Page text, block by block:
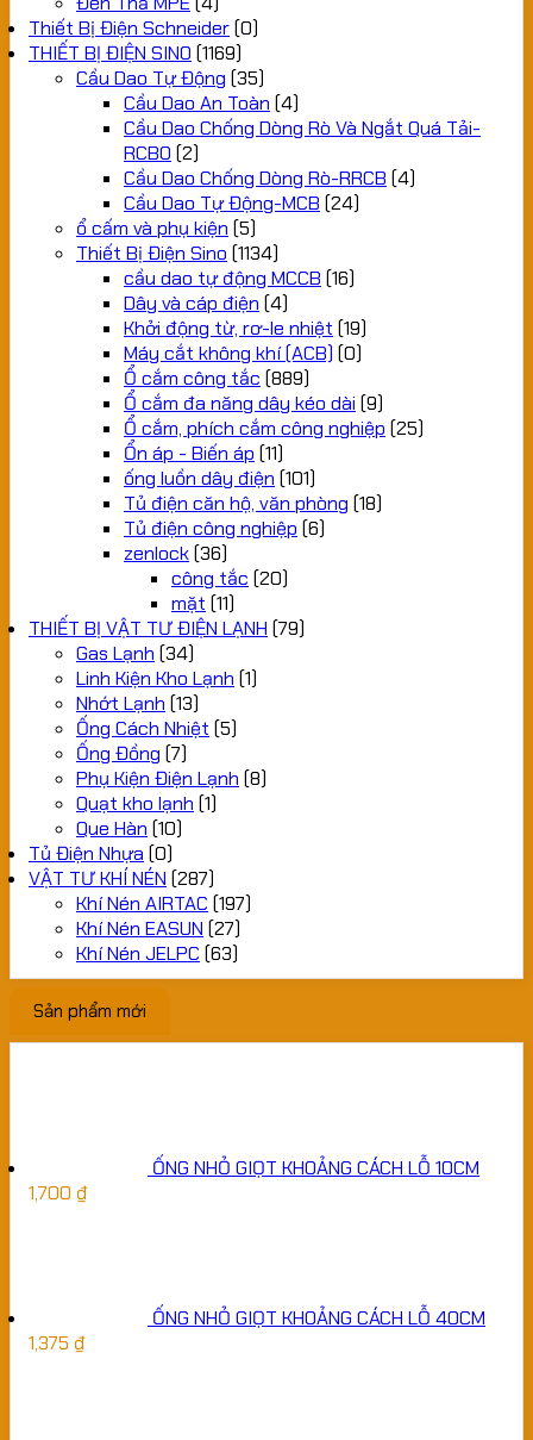
Thiết Bị Điện Schneider(0)
THIẾT BỊ ĐIỆN SINO (1169)
Cầu Dao Tự Động (35)
Cầu Dao An Toàn (4)
Cầu Dao Chống Dòng Rò Và Ngắt Quá Tải-
RCBO (2)
Cầu Dao Chống Dòng Rò-RRCB (4)
Cầu Dao Tự Động-MCB (24)
ổ cấm và phụ kiện (5)
Thiết Bị Điện Sino (1134)
cầu dao tự động MCCB (16)
Dây và cáp điện (4)
Khởi động từ, rơ-le nhiệt (19)
Máy cắt không khí (ACB) (0)
Ổ cắm công tắc (889)
Ổ cắm đa năng dây kéo dài (9)
Ổ cắm, phích cắm công nghiệp (25)
Ổn áp - Biến áp (11)
ống luồn dây điện (101)
Tủ điện căn hộ, văn phòng (18)
Tủ điện công nghiệp (6)
zenlock(36)
công tắc (20)
mặt (11)
THIẾT BỊ VẬT TƯ ĐIỆN LẠNH (79)
Gas Lạnh (34)
Linh Kiện Kho Lạnh (1)
Nhớt Lạnh (13)
Ống Cách Nhiệt (5)
Ống Đồng (7)
Phụ Kiện Điện Lạnh (8)
Quạt kho lạnh (1)
Que Hàn (10)
Tủ Điện Nhựa (0)
VẬT TƯ KHÍ NÉN (287)
Khí Nén AIRTAC (197)
Khí Nén EASUN (27)
Khí Nén JELPC (63)
Sản phẩm mới
ỐNG NHỎ GIỌT KHOẢNG CÁCH LỖ 10CM
1,700 ₫
ỐNG NHỎ GIỌT KHOẢNG CÁCH LỖ 40CM
1,375 ₫